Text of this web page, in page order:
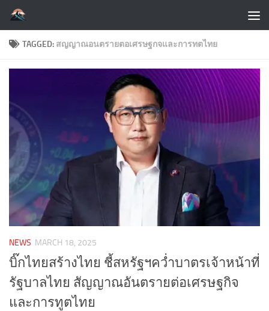
Skip to content
TAGGED: สญญาณอนตรายตอเศรษฐกจและการทตไทย
NEWS MARCH 18, 2025
บิ๊กไทยสร้างไทย ชี้สหรัฐฯคว่ำบาตรเจ้าหน้าที่
รัฐบาลไทย สัญญาณอันตรายต่อเศรษฐกิจ
และการทูตไทย